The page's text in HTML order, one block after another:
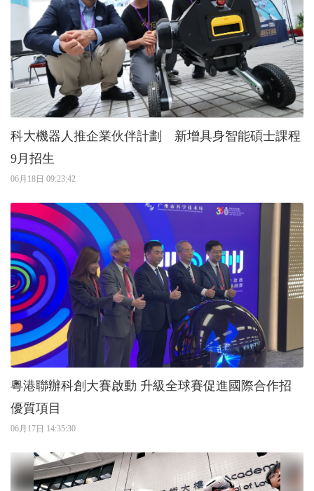
科大機器人推企業伙伴計劃 新增具身智能碩士課程
9月招生
06月18日 09:23:42
粵港聯辦科創大賽啟動 升級全球賽促進國際合作招
優質項目
06月17日 14:35:30